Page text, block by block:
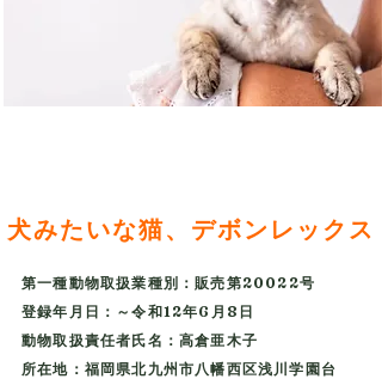
犬みたいな猫、デボンレックス
​​​第一種動物取扱業種別：販売第20022号
登録年月日：～令和12年6月8日
動物取扱責任者氏名：高倉亜木子
所在地：福岡県北九州市八幡西区浅川学園台